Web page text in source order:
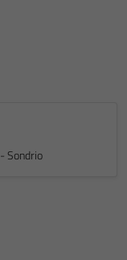
Sondrio